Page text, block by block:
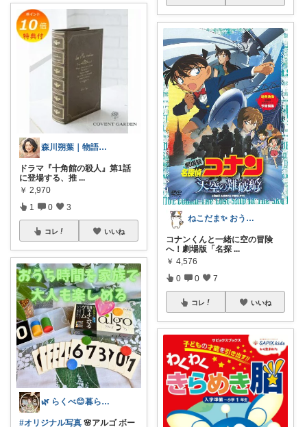
森川朔葉｜物語の余韻を暮らしへ
ドラマ『十角館の殺人』第1話
に登場する、推 ...
￥ 2,970
1 0 3
コレ いいね
🌿 らくべ😊暮らしの知恵といいもの
#オリジナル写真 🌸アルゴ ボー
ねこだま✨ おうち時間充実ROOM🐾
コナンくんと一緒に空の冒険
へ！劇場版「名探 ...
￥ 4,576
0 0 7
コレ いいね